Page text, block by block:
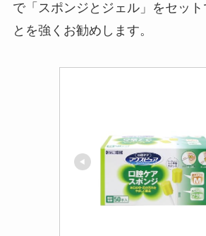
で「スポンジとジェル」をセッ
とを強くお勧めします。